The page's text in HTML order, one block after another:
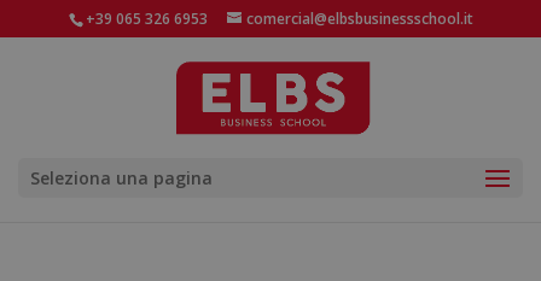
+39 065 326 6953 comercial@elbsbusinessschool.it
Seleziona una pagina